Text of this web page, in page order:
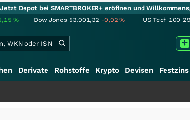
Depot bei SMARTBROKER+ eröffnen und
% Dow Jones 53.901,32 -0,92% US Tech 100
Derivate Rohstoffe Krypto Devisen Festzins